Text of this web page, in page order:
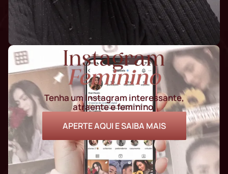
Tenha um Instagram interessante,
atraente e feminino.
APERTE AQUI E SAIBA MAIS